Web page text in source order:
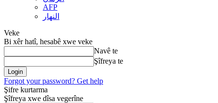
AFP
النهار
Veke
Bi xêr hatî, hesabê xwe veke
Navê te
Şîfreya te
Forgot your password? Get help
Şifre kurtarma
Şîfreya xwe dîsa vegerîne